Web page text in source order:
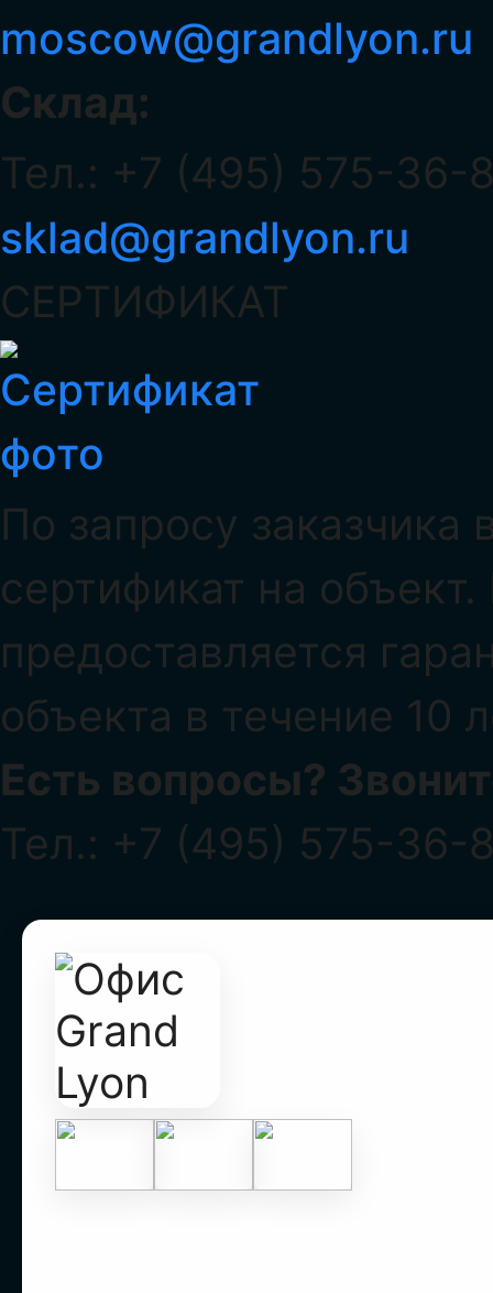
moscow@grandlyon.ru
Склад:
Тел.: +7 (495) 575-36-
sklad@grandlyon.ru
СЕРТИФИКАТ
По запросу
сертификат на
предоставляется
объекта в течение 10
Есть вопросы?
Тел.: +7 (495) 575-36-